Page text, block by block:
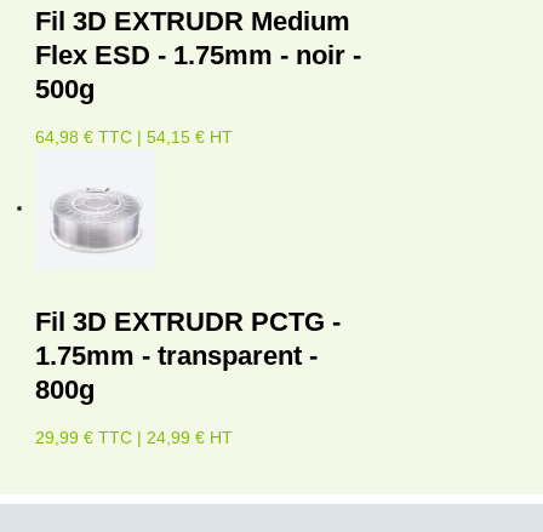
Fil 3D EXTRUDR Medium
Flex ESD - 1.75mm - noir -
500g
64,98 € TTC | 54,15 € HT
Fil 3D EXTRUDR PCTG -
1.75mm - transparent -
800g
29,99 € TTC | 24,99 € HT